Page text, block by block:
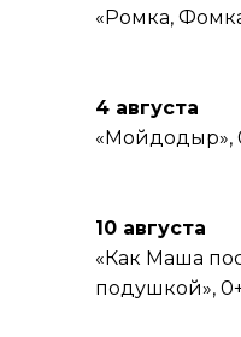
«Ромка,
4 августа
«Мойдодыр»,
10 августа
«Как Маша
подушкой»,